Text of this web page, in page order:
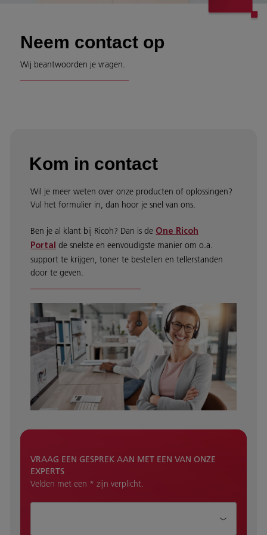
Neem contact op
Wij beantwoorden je vragen.
Kom in contact
Wil je meer weten over onze producten of oplossingen?
Vul het formulier in, dan hoor je snel van ons.
Ben je al klant bij Ricoh? Dan is de One Ricoh
Portal de snelste en eenvoudigste manier om o.a.
support te krijgen, toner te bestellen en tellerstanden
door te geven.
VRAAG EEN GESPREK AAN MET EEN VAN ONZE
EXPERTS
Velden met een * zijn verplicht.